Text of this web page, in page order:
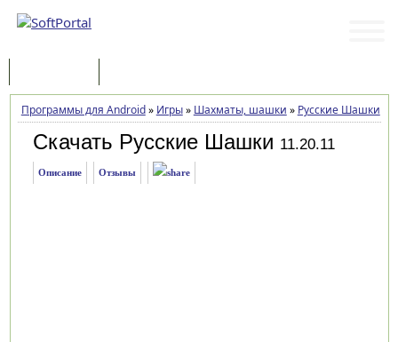
Программы для Android» Игры» Шахматы, шашки » Русские Шашки
Скачать Русские Шашки 11.20.11
Описание Отзывы